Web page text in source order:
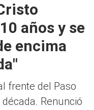
años y se
encima
frente del Paso
Renunció